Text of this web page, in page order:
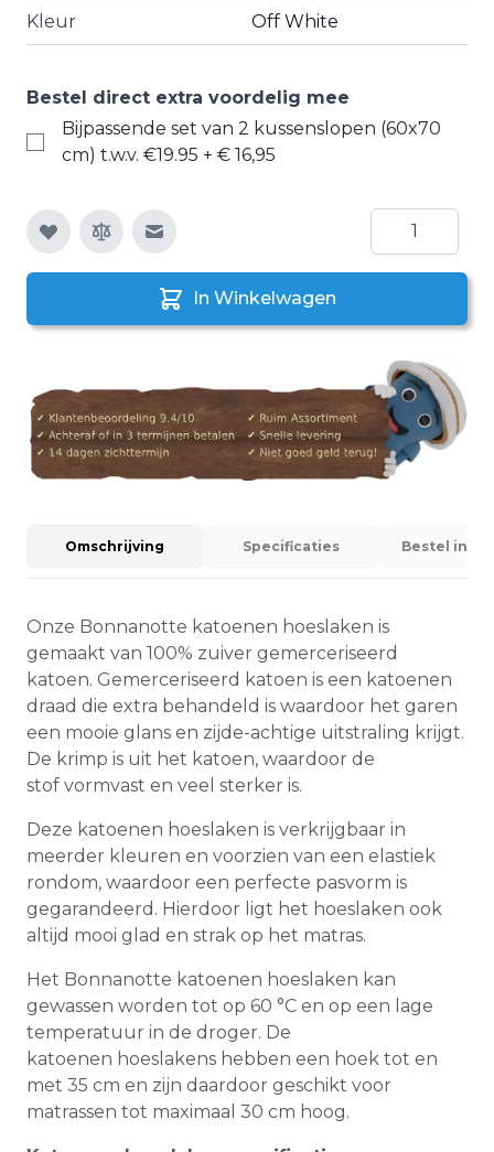
Kleur Off White
Bestel direct extra voordelig mee
Bijpassende set van 2 kussenslopen (60x70
cm) t.w.v. €19.95 + € 16,95
E-mail naar een vriend
Aantal
In Winkelwagen
Omschrijving Specificaties Bestel
Onze Bonnanotte katoenen hoeslaken is
gemaakt van 100% zuiver gemerceriseerd
katoen. Gemerceriseerd katoen is een katoenen
draad die extra behandeld is waardoor het garen
een mooie glans en zijde-achtige uitstraling krijgt.
De krimp is uit het katoen, waardoor de
stof vormvast en veel sterker is.
Deze katoenen hoeslaken is verkrijgbaar in
meerder kleuren en voorzien van een elastiek
rondom, waardoor een perfecte pasvorm is
gegarandeerd. Hierdoor ligt het hoeslaken ook
altijd mooi glad en strak op het matras.
Het Bonnanotte katoenen hoeslaken kan
gewassen worden tot op 60 °C en op een lage
temperatuur in de droger. De
katoenen hoeslakens hebben een hoek tot en
met 35 cm en zijn daardoor geschikt voor
matrassen tot maximaal 30 cm hoog.